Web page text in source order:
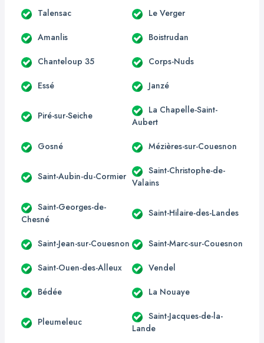
Talensac Le Verger
Amanlis Boistrudan
Chanteloup 35 Corps-Nuds
Essé Janzé
Piré-sur-Seiche
La Chapelle-Saint-
Aubert
Gosné Mézières-sur-Couesnon
Saint-Aubin-du-Cormier
Saint-Christophe-de-
Valains
Saint-Georges-de-
Chesné
Saint-Hilaire-des-Landes
Saint-Jean-sur-Couesnon Saint-Marc-sur-Couesnon
Saint-Ouen-des-Alleux Vendel
Bédée La Nouaye
Pleumeleuc
Saint-Jacques-de-la-
Lande